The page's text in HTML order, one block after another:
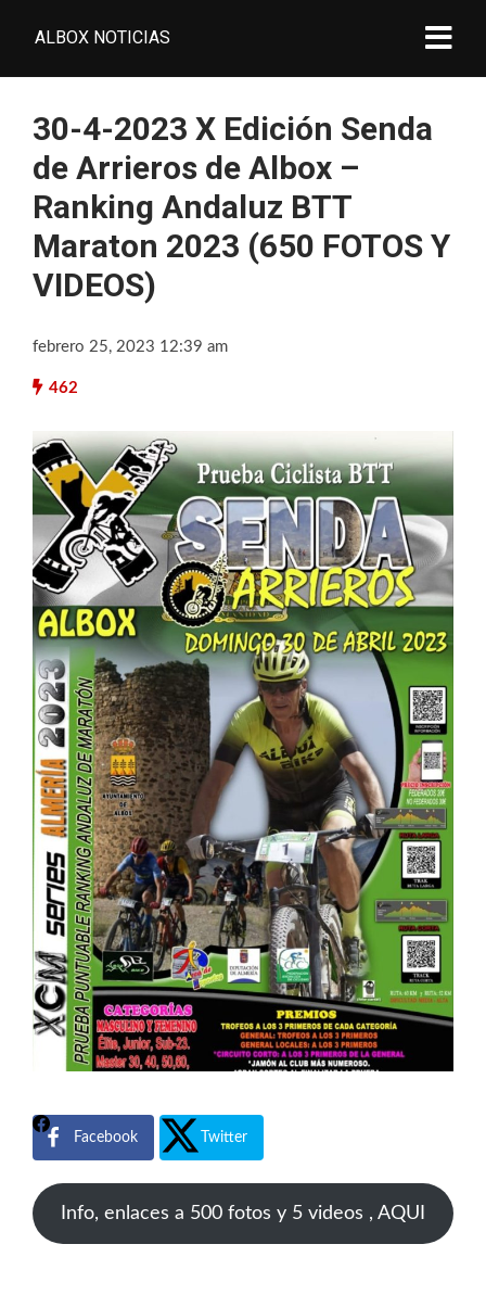
ALBOX NOTICIAS
30-4-2023 X Edición Senda
de Arrieros de Albox –
Ranking Andaluz BTT
Maraton 2023 (650 FOTOS Y
VIDEOS)
febrero 25, 2023 12:39 am
462
Facebook Twitter
Info, enlaces a 500 fotos y 5 videos , AQUI